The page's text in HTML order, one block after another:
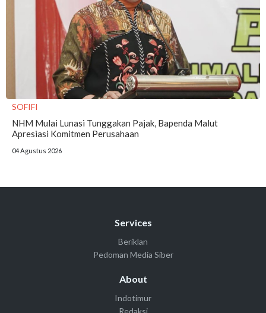
SOFIFI
NHM Mulai Lunasi Tunggakan Pajak, Bapenda Malut
Apresiasi Komitmen Perusahaan
04 Agustus 2026
Services
Beriklan
Pedoman Media Siber
About
Indotimur